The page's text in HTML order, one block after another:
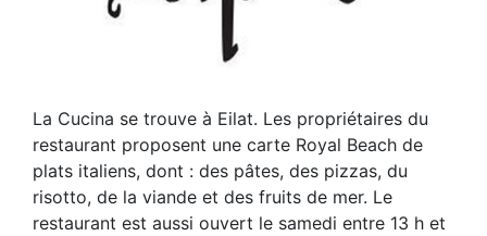
La Cucina se trouve à Eilat. Les propriétaires du
restaurant proposent une carte Royal Beach de
plats italiens, dont : des pâtes, des pizzas, du
risotto, de la viande et des fruits de mer. Le
restaurant est aussi ouvert le samedi entre 13 h et